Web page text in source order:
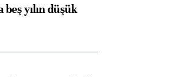
görüşmelere hazırlanıyor
yılın düşük